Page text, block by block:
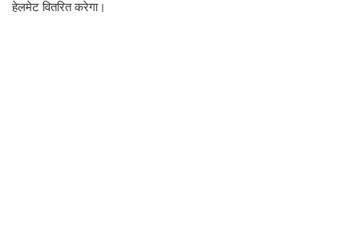
हेलमेट वितरित करेगा।